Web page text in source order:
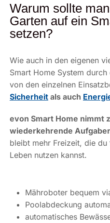
Warum sollte
Garten auf ein
setzen?
Wie auch in den eigenen
Smart Home System
von den einzelnen
Sicherheit als auch
evon Smart Home nimmt
wiederkehrende
bleibt mehr Freizeit, die
Leben nutzen kannst.
Mähroboter bequem
Poolabdeckung
automatisches